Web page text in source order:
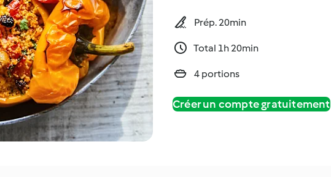
Prép. 20min
Total 1h 20min
4 portions
Créer un compte gratuitement